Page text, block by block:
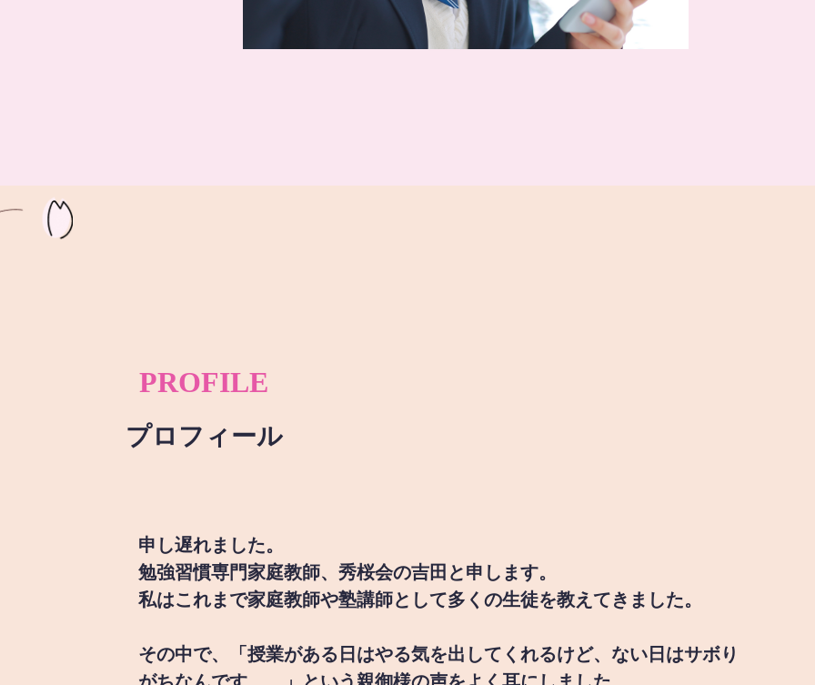
PROFILE
プロフィール
申し遅れました。
勉強習慣専門家庭教師、秀桜会の吉田と申します。
私はこれまで家庭教師や塾講師として多くの生徒を教えてきました。
その中で、「授業がある日はやる気を出してくれるけど、ない日はサボり